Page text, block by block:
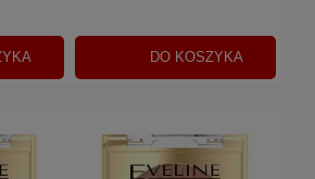
DO KOSZYKA